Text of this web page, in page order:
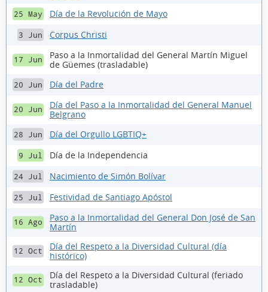
25 May Día de la Revolución de Mayo
3 Jun Corpus Christi
17 Jun
Paso a la Inmortalidad del General Martín Miguel
de Güemes (trasladable)
20 Jun Día del Padre
20 Jun
Día del Paso a la Inmortalidad del General Manuel
Belgrano
28 Jun Día del Orgullo LGBTIQ+
9 Jul Día de la Independencia
24 Jul Nacimiento de Simón Bolívar
25 Jul Festividad de Santiago Apóstol
16 Ago
Paso a la Inmortalidad del General Don José de San
Martín
12 Oct
Día del Respeto a la Diversidad Cultural (día
histórico)
12 Oct
Día del Respeto a la Diversidad Cultural (feriado
trasladable)